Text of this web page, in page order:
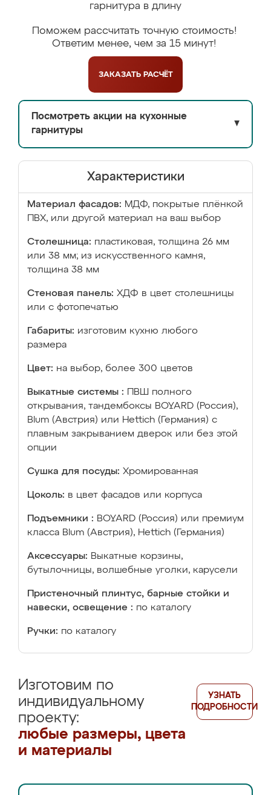
гарнитура в длину
Поможем рассчитать точную стоимость!
Ответим менее, чем за 15 минут!
ЗАКАЗАТЬ РАСЧЁТ
Посмотреть акции на кухонные
гарнитуры
▼
Характеристики
Материал фасадов: МДФ, покрытые плёнкой
ПВХ, или другой материал на ваш выбор
Столешница: пластиковая, толщина 26 мм
или 38 мм; из искусственного камня,
толщина 38 мм
Стеновая панель: ХДФ в цвет столешницы
или с фотопечатью
Габариты: изготовим кухню любого
размера
Цвет: на выбор, более 300 цветов
Выкатные системы :
ПВШ полного
открывания, тандембоксы BOYARD (Россия),
Blum (Австрия) или Hettich (Германия) с
плавным закрыванием дверок или без этой
опции
Сушка для посуды: Хромированная
Цоколь: в цвет фасадов или корпуса
Подъемники : BOYARD (Россия) или премиум
класса Blum (Австрия), Hettich (Германия)
Аксессуары: Выкатные корзины,
бутылочницы, волшебные уголки, карусели
Пристеночный плинтус, барные стойки и
навески, освещение : по каталогу
Ручки: по каталогу
Изготовим по
индивидуальному
проекту:
любые размеры, цвета
и материалы
УЗНАТЬ
ПОДРОБНОСТИ